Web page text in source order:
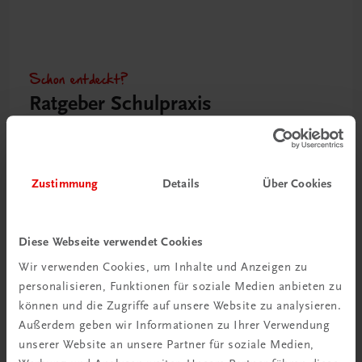
Zustimmung Details Über Cookies
Diese Webseite verwendet Cookies
Wir verwenden Cookies, um Inhalte und Anzeigen zu
personalisieren, Funktionen für soziale Medien anbieten zu
können und die Zugriffe auf unsere Website zu analysieren.
Außerdem geben wir Informationen zu Ihrer Verwendung
unserer Website an unsere Partner für soziale Medien,
Schon entdeckt?
Ratgeber Schulpraxis